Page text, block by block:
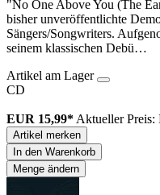
"No One Above You (The
bisher unveröffentlichte
Sängers/Songwriters.
seinem klassischen Debü…
Artikel am Lager
CD
EUR 15,99* Aktueller Preis:
Artikel merken
In den Warenkorb
Menge ändern